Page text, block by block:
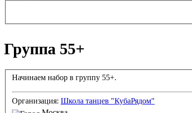
Группа 55+
Начинаем набор в группу 55+.
Организация: Школа танцев "КубаРядом"